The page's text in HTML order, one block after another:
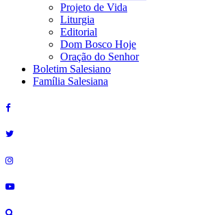
Projeto de Vida
Liturgia
Editorial
Dom Bosco Hoje
Oração do Senhor
Boletim Salesiano
Família Salesiana